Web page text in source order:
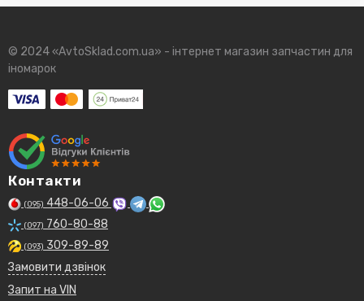
© 2024 «AvtoSklad.com.ua» - інтернет магазин запчастин для
іномарок
Контакти
(095) 448-06-06
(097) 760-80-88
(093) 309-89-89
Замовити дзвінок
Запит на VIN